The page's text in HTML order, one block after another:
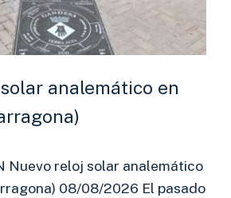
analemático en
Nuevo reloj solar analemático
08/08/2026 El pasado